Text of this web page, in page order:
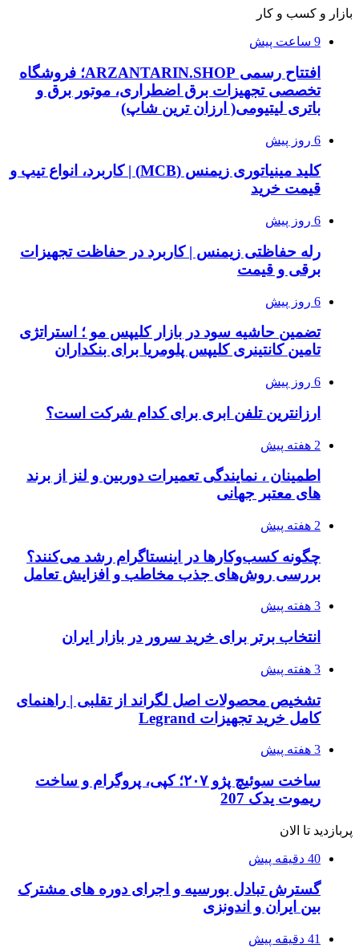
بازار و کسب و کار
9 ساعت پیش
افتتاح رسمی ARZANTARIN.SHOP؛ فروشگاه
تخصصی تجهیزات برق اضطراری، موتور برق و
باتری لیتیومی( ارزان ترین شاپ)
6 روز پیش
کلید مینیاتوری زیمنس (MCB) | کاربرد، انواع تیپ و
قیمت خرید
6 روز پیش
رله حفاظتی زیمنس | کاربرد در حفاظت تجهیزات
برقی و قیمت
6 روز پیش
تضمین حاشیه سود در بازار کلیپس مو ؛ استراتژی
تامین کانتینری کلیپس پلومریا برای بنکداران
6 روز پیش
ارزانترین تلفن ابری برای کدام شرکت است؟
2 هفته پیش
اطمینان ، نمایندگی تعمیرات دوربین و لنز از برند
های معتبر جهانی
2 هفته پیش
چگونه کسب‌وکارها در اینستاگرام رشد می‌کنند؟
بررسی روش‌های جذب مخاطب و افزایش تعامل
3 هفته پیش
انتخاب برتر برای خرید سرور در بازار ایران
3 هفته پیش
تشخیص محصولات اصل لگراند از تقلبی | راهنمای
کامل خرید تجهیزات Legrand
3 هفته پیش
ساخت سوئیچ پژو ۲۰۷؛ کپی، پروگرام و ساخت
ریموت یدک 207
پربازدید تا الان
40 دقیقه پیش
گسترش تبادل بورسیه و اجرای دوره های مشترک
بین ایران و اندونزی
41 دقیقه پیش